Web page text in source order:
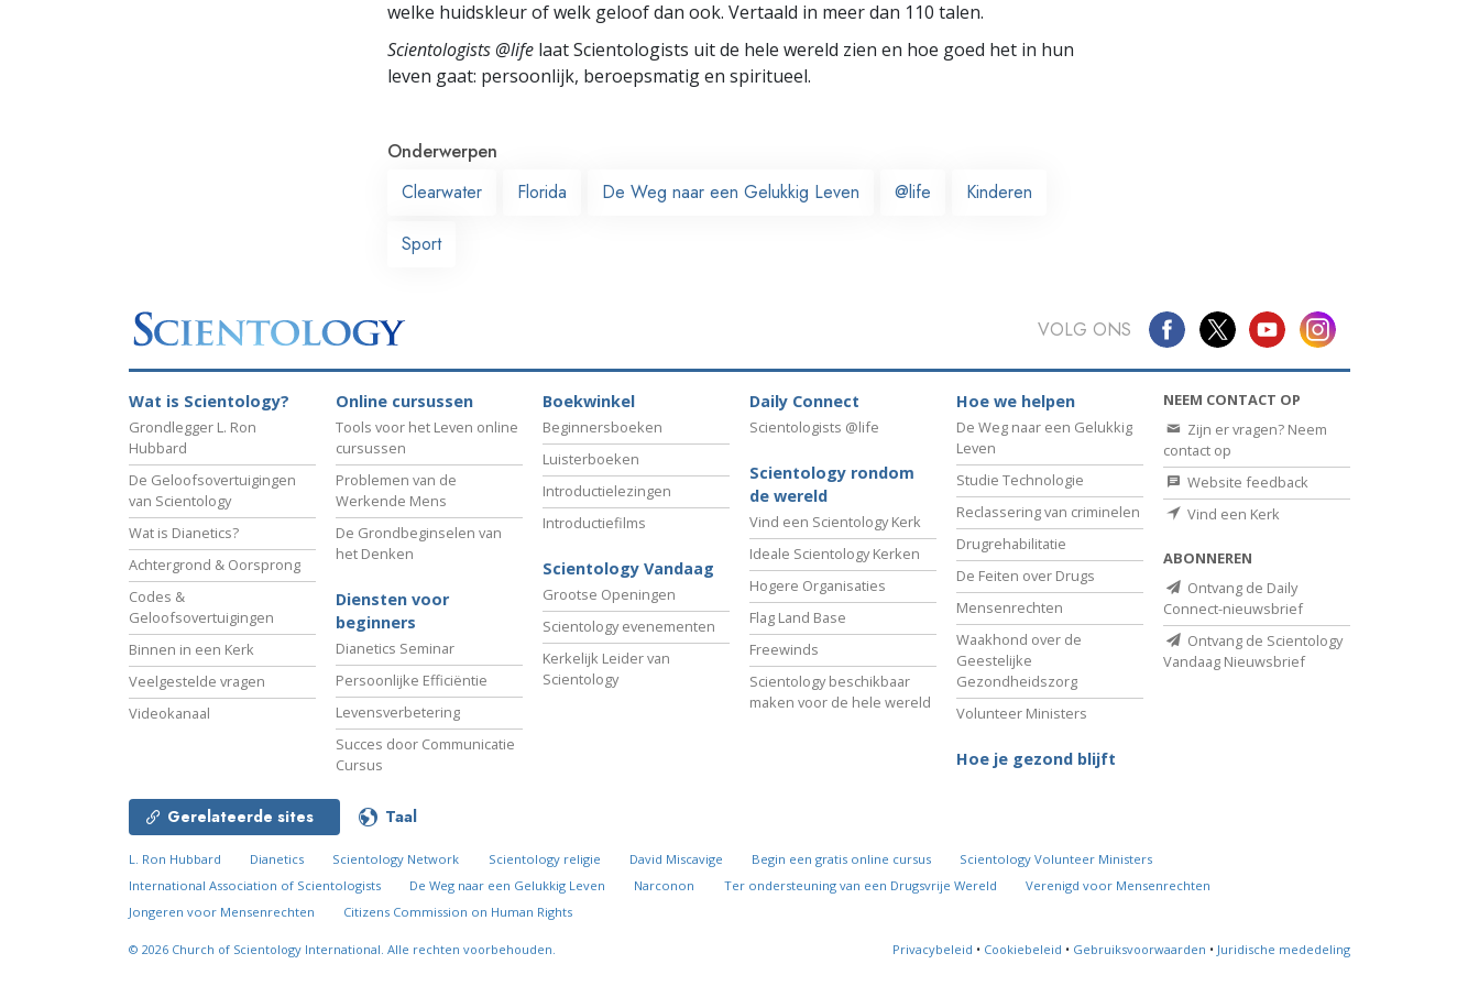
welke huidskleur of welk geloof dan ook. Vertaald in meer dan 110 talen.
Scientologists @life laat Scientologists uit de hele wereld zien en hoe goed het in hun
leven gaat: persoonlijk, beroepsmatig en spiritueel.
Onderwerpen
Clearwater
Florida De Weg naar een Gelukkig Leven @life Kinderen
Sport
VOLG ONS
Wat is Scientology?
Grondlegger L. Ron
Hubbard
De Geloofsovertuigingen
van Scientology
Wat is Dianetics?
Achtergrond & Oorsprong
Codes &
Geloofsovertuigingen
Binnen in een Kerk
Veelgestelde vragen
Videokanaal
Online cursussen
Tools voor het Leven online
cursussen
Problemen van de
Werkende Mens
De Grondbeginselen van
het Denken
Diensten voor
beginners
Dianetics Seminar
Persoonlijke Efficiëntie
Levensverbetering
Succes door Communicatie
Cursus
Boekwinkel
Beginnersboeken
Luisterboeken
Introductielezingen
Introductiefilms
Scientology Vandaag
Grootse Openingen
Scientology evenementen
Kerkelijk Leider van
Scientology
Daily Connect
Scientologists @life
Scientology rondom
de wereld
Vind een Scientology Kerk
Ideale Scientology Kerken
Hogere Organisaties
Flag Land Base
Freewinds
Scientology beschikbaar
maken voor de hele wereld
Hoe we helpen
De Weg naar een Gelukkig
Leven
Studie Technologie
Reclassering van criminelen
Drugrehabilitatie
De Feiten over Drugs
Mensenrechten
Waakhond over de
Geestelijke
Gezondheidszorg
Volunteer Ministers
Hoe je gezond blijft
NEEM CONTACT OP
Zijn er vragen? Neem
contact op
Website feedback
Vind een Kerk
ABONNEREN
Ontvang de Daily
Connect-nieuwsbrief
Ontvang de Scientology
Vandaag Nieuwsbrief
Gerelateerde sites Taal
L. Ron Hubbard Dianetics Scientology Network Scientology religie David Miscavige Begin een gratis online cursus
Scientology Volunteer Ministers
International Association of Scientologists
De Weg naar een Gelukkig Leven Narconon Ter ondersteuning van een Drugsvrije Wereld
Verenigd voor Mensenrechten
Jongeren voor Mensenrechten
Citizens Commission on Human Rights
© 2026 Church of Scientology International. Alle rechten voorbehouden. Privacybeleid • Cookiebeleid • Gebruiksvoorwaarden • Juridische mededeling